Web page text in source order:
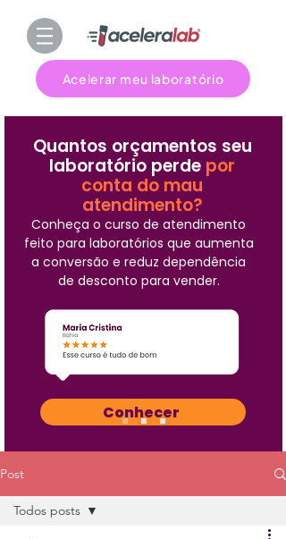
Acelerar meu laboratório
Quantos orçamentos seu
laboratório perde por
conta do mau
atendimento?
Conheça o curso de atendimento
feito para laboratórios que aumenta
a conversão e reduz dependência
de desconto para vender.
Conhecer
Post
Todos posts